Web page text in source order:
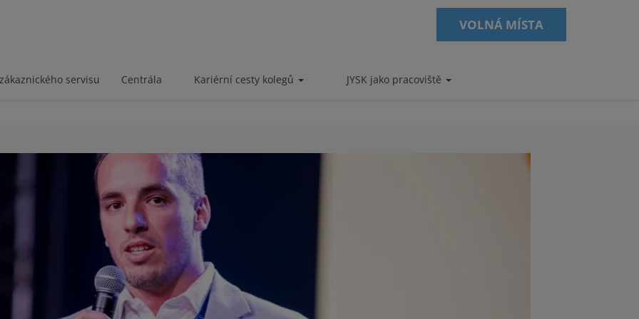
VOLNÁ MÍSTA
servisu Centrála Kariérní cesty kolegů JYSK jako pracoviště